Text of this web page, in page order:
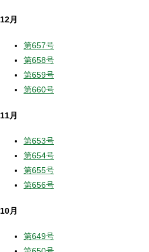
12月
第657号
第658号
第659号
第660号
11月
第653号
第654号
第655号
第656号
10月
第649号